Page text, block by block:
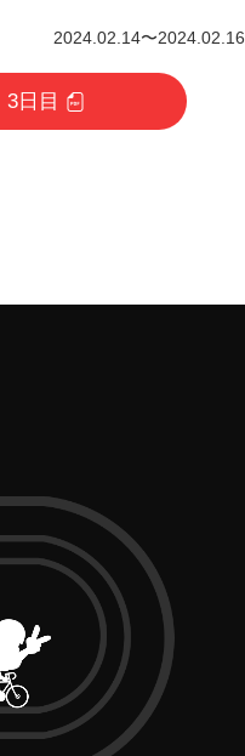
2024.02.14〜2024.02.16
3日目